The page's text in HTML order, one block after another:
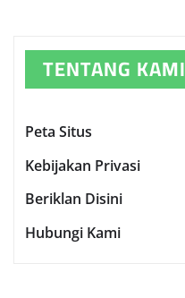
TENTANG KAMI
Peta Situs
Kebijakan Privasi
Beriklan Disini
Hubungi Kami